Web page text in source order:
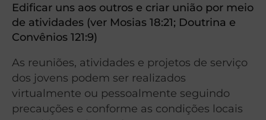
Edificar uns aos outros e criar união por meio
de atividades (ver Mosias 18:21; Doutrina e
Convênios 121:9)
As reuniões, atividades e projetos de serviço
dos jovens podem ser realizados
virtualmente ou pessoalmente seguindo
precauções e conforme as condições locais